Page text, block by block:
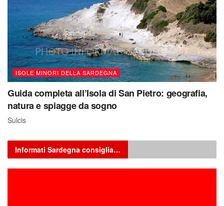
ISOLE MINORI DELLA SARDEGNA
Guida completa all’Isola di San Pietro: geografia,
natura e spiagge da sogno
Sulcis
Informati Sardegna consiglia…